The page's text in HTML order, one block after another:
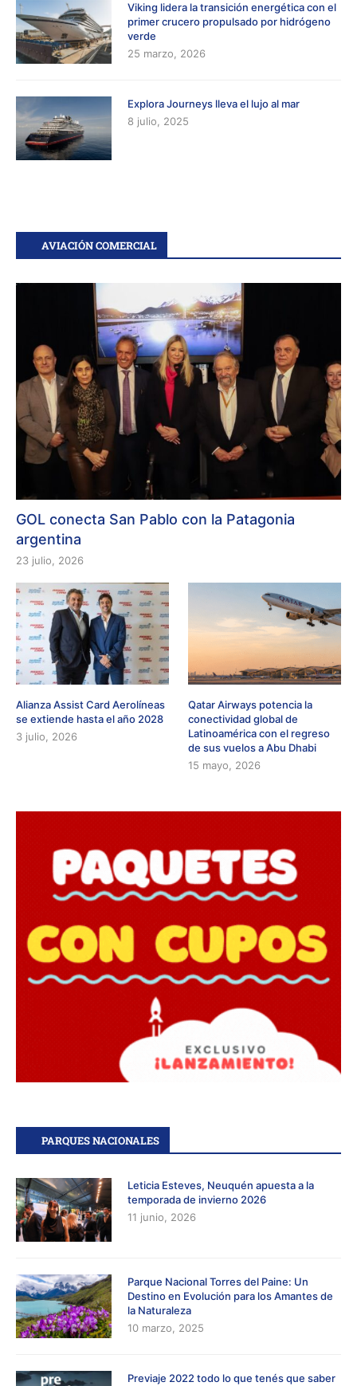
Viking lidera la transición energética con el
primer crucero propulsado por hidrógeno
verde
25 marzo, 2026
Explora Journeys lleva el lujo al mar
8 julio, 2025
AVIACIÓN COMERCIAL
GOL conecta San Pablo con la Patagonia
argentina
23 julio, 2026
Alianza Assist Card Aerolíneas
se extiende hasta el año 2028
3 julio, 2026
Qatar Airways potencia la
conectividad global de
Latinoamérica con el regreso
de sus vuelos a Abu Dhabi
15 mayo, 2026
PARQUES NACIONALES
Leticia Esteves, Neuquén apuesta a la
temporada de invierno 2026
11 junio, 2026
Parque Nacional Torres del Paine: Un
Destino en Evolución para los Amantes de
la Naturaleza
10 marzo, 2025
Previaje 2022 todo lo que tenés que saber